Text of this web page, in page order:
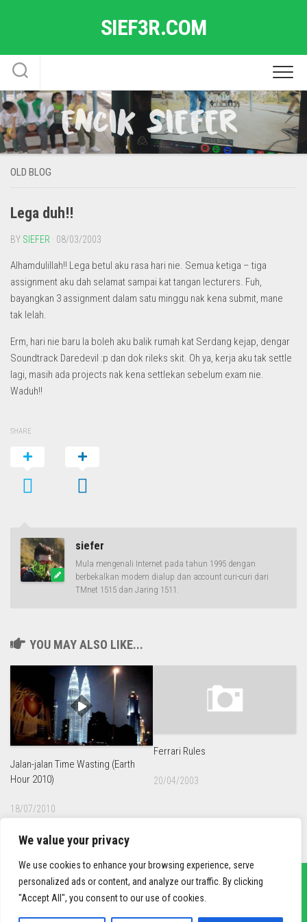
We value your privacy
We use cookies to enhance your browsing experience, serve
personalized ads or content, and analyze our traffic. By clicking
"Accept All", you consent to our use of cookies.
SIEF3R.COM
OLD BLOG
Lega duh!!
BY SIEFER · 08/03/2003
Alhamdulillah!! Lega betul aku rasa hari nie. Semua ketiga – tiga
assignment aku dah selamat sampai kat tangan lecturers. Fuh,
bayangkan 3 assignment dalam satu minggu nak kena submit, mane
tak lelah.
Erm, hari nie baru la boleh aku balik rumah kat Serdang kejap, dengar
Soundtrack Daredevil :p dan dok rileks skit. Oh ya, kerja aku tak settle
lagi, masih ada projects nak kena settlekan sebelum exam nie.
Waduh!!
SHARE
siefer
Mula mengenali Internet pada tahun 1995 dengan
berbekalkan modem dialup dan account curi-curi dari
TMnet 1515 dan Jaring 1511.
YOU MAY ALSO LIKE...
Jalan-jalan Time Wasting (Earth
Hour 2010)
18/07/2010
Ferrari Rules
20/04/2003
sief3r.com